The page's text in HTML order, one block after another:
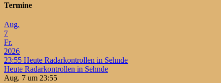
Termine
Aug.
7
Fr.
2026
23:55 Heute Radarkontrollen in Sehnde
Heute Radarkontrollen in Sehnde
Aug. 7 um 23:55